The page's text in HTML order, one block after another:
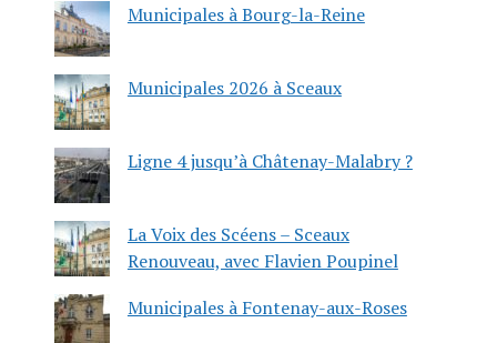
Municipales à Bourg-la-Reine
Municipales 2026 à Sceaux
Ligne 4 jusqu’à Châtenay-Malabry ?
La Voix des Scéens – Sceaux
Renouveau, avec Flavien Poupinel
Municipales à Fontenay-aux-Roses